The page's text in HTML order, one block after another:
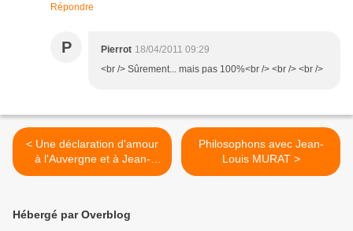
Répondre
P Pierrot 18/04/2011 09:29
<br /> Sûrement... mais pas 100%<br /> <br /> <br />
< Une déclaration d'amour
à l'Auvergne et à Jean-
Louis...
Philosophons avec Jean-
Louis MURAT >
Hébergé par Overblog